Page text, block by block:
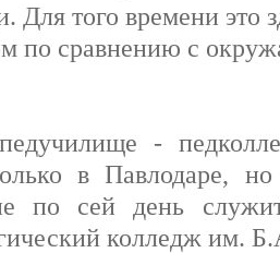
Для того времени это
по сравнению с
-
в Павлодаре,
по сей день
колледж им.